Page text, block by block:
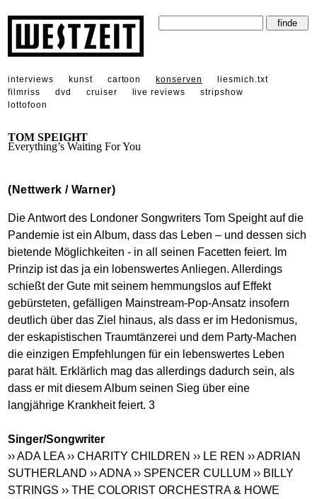
interviews kunst cartoon konserven
liesmich.txt
filmriss
dvd cruiser live reviews
stripshow
lottofoon
TOM SPEIGHT
Everything’s Waiting For You
(Nettwerk / Warner)
Die Antwort des Londoner Songwriters Tom Speight auf die
Pandemie ist ein Album, dass das Leben – und dessen sich
bietende Möglichkeiten - in all seinen Facetten feiert. Im
Prinzip ist das ja ein lobenswertes Anliegen. Allerdings
schießt der Gute mit seinem hemmungslos auf Effekt
gebürsteten, gefälligen Mainstream-Pop-Ansatz insofern
deutlich über das Ziel hinaus, als dass er im Hedonismus,
der eskapistischen Traumtänzerei und dem Party-Machen
die einzigen Empfehlungen für ein lebenswertes Leben
parat hält. Erklärlich mag das allerdings dadurch sein, als
dass er mit diesem Album seinen Sieg über eine
langjährige Krankheit feiert. 3
Singer/Songwriter
›› ADA LEA ›› CHARITY CHILDREN ›› LE REN ›› ADRIAN
SUTHERLAND ›› ADNA ›› SPENCER CULLUM ›› BILLY
STRINGS ›› THE COLORIST ORCHESTRA & HOWE